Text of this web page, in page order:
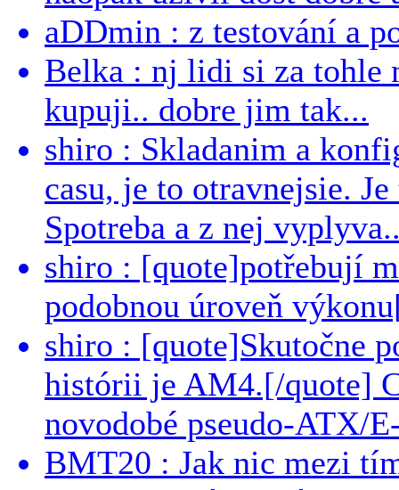
aDDmin : z testování a
Belka : nj lidi si za tohle
kupuji.. dobre jim tak...
shiro : Skladanim a
casu, je to otravnejsie.
Spotreba a z nej
shiro : [quote]potřebují
podobnou úroveň
shiro : [quote]Skutočne
histórii je AM4.[/quote]
novodobé pseudo-ATX/
BMT20 : Jak nic mezi